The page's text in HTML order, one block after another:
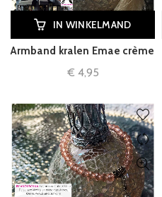
IN WINKELMAND
Armband kralen Emae crème
€ 4,95